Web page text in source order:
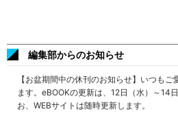
編集部からのお知らせ
【お盆期間中の休刊のお知らせ】いつも
ます。eBOOKの更新は、12日（水）～14
お、WEBサイトは随時更新します。